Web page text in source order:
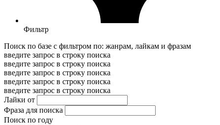
Фильтр
Поиск по базе с фильтром по: жанрам, лайкам и фразам
введите запрос в строку поиска
введите запрос в строку поиска
введите запрос в строку поиска
введите запрос в строку поиска
введите запрос в строку поиска
Лайки от
Фраза для поиска
Поиск по году